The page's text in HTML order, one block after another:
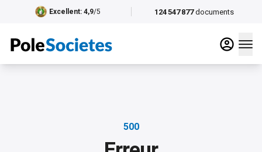
124 547 877 documents
Excellent: 4,9/5
500